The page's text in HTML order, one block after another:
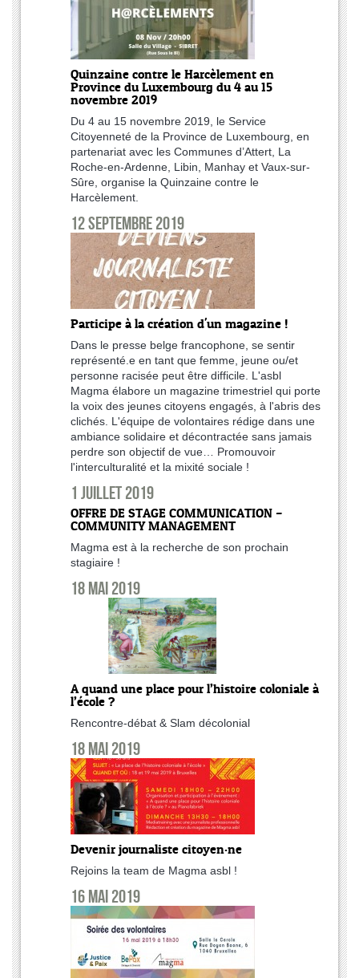
Quinzaine contre le Harcèlement en
Province du Luxembourg du 4 au 15
novembre 2019
Du 4 au 15 novembre 2019, le Service
Citoyenneté de la Province de Luxembourg, en
partenariat avec les Communes d’Attert, La
Roche-en-Ardenne, Libin, Manhay et Vaux-sur-
Sûre, organise la Quinzaine contre le
Harcèlement.
12 septembre 2019
Participe à la création d'un magazine !
Dans le presse belge francophone, se sentir
représenté.e en tant que femme, jeune ou/et
personne racisée peut être difficile. L'asbl
Magma élabore un magazine trimestriel qui porte
la voix des jeunes citoyens engagés, à l'abris des
clichés. L'équipe de volontaires rédige dans une
ambiance solidaire et décontractée sans jamais
perdre son objectif de vue… Promouvoir
l'interculturalité et la mixité sociale !
1 juillet 2019
OFFRE DE STAGE COMMUNICATION –
COMMUNITY MANAGEMENT
Magma est à la recherche de son prochain
stagiaire !
18 mai 2019
A quand une place pour l’histoire coloniale à
l’école ?
Rencontre-débat & Slam décolonial
18 mai 2019
Devenir journaliste citoyen·ne
Rejoins la team de Magma asbl !
16 mai 2019